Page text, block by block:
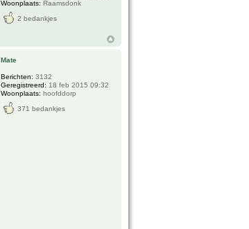
Woonplaats: Raamsdonk
2 bedankjes
Mate
Berichten: 3132
Geregistreerd: 18 feb 2015 09:32
Woonplaats: hoofddorp
371 bedankjes